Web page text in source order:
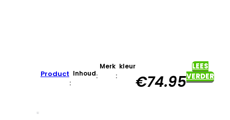
Product Inhoud
:
Merk
:
kleur
:
€74.95
LEES
VERDER